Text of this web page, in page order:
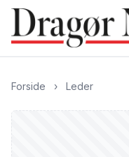
Forside › Leder